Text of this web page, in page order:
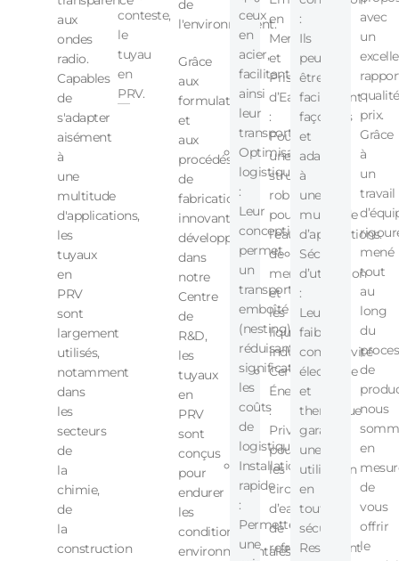
aux
ondes
radio.
Capables
de
s'adapter
aisément
à
une
multitude
d'applications,
les
tuyaux
en
PRV
sont
largement
utilisés,
notamment
dans
les
secteurs
de
la
chimie,
de
la
construction
conteste,
le
tuyau
en
PRV.
de
l'environnement.
Grâce
aux
formulations
et
aux
procédés
de
fabrication
innovants
développés
dans
notre
Centre
de
R&D,
les
tuyaux
en
PRV
sont
conçus
pour
endurer
les
conditions
environnementales
ceux
en
acier,
facilitant
ainsi
leur
transport.
Optimisation
logistique
:
Leur
conception
permet
un
transport
emboîté
(nesting),
réduisant
significativement
les
coûts
de
logistique.
Installation
rapide
:
Permettent
une
en
Mer
et
Prises
d’Eau
:
Fournissent
une
structure
robuste
pour
l’eau
de
mer
et
les
liquides
industriels.
Centrales
Énergétiques
:
Privilégiés
pour
les
circuits
d’eau
de
refroidissement
:
Ils
peuvent
être
facilement
façonnés
et
adaptés
à
une
multitude
d’applications.
Sécurité
d’utilisation
:
Leur
faible
conductivité
électrique
et
thermique
garantit
une
utilisation
en
toute
sécurité.
Respect
avec
un
prix.
Grâce
à
un
travail
mené
tout
au
long
du
de
nous
en
de
vous
offrir
le